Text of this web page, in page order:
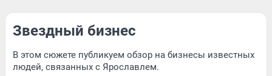
Звездный бизнес
В этом сюжете публикуем обзор на бизнесы известных
людей, связанных с Ярославлем.